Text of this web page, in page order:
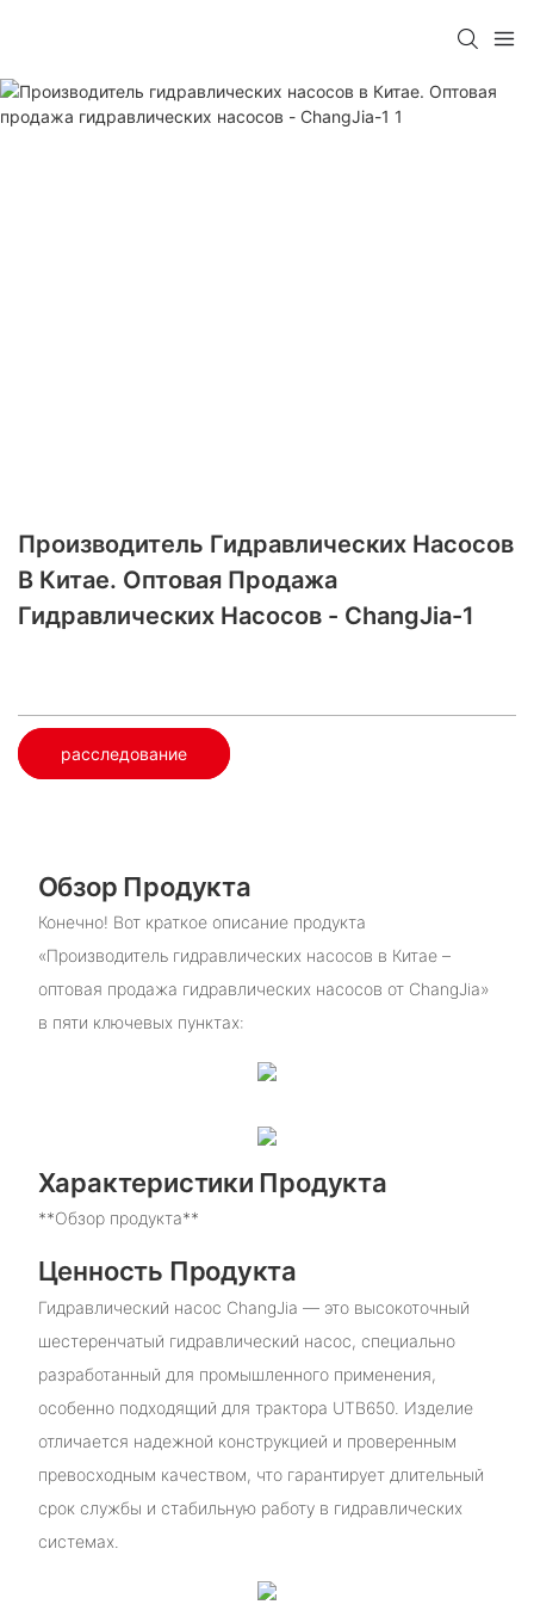
Производитель Гидравлических Насосов
В Китае. Оптовая Продажа
Гидравлических Насосов - ChangJia-1
расследование
Обзор Продукта
Конечно! Вот краткое описание продукта
«Производитель гидравлических насосов в Китае –
оптовая продажа гидравлических насосов от ChangJia»
в пяти ключевых пунктах:
Характеристики Продукта
**Обзор продукта**
Ценность Продукта
Гидравлический насос ChangJia — это высокоточный
шестеренчатый гидравлический насос, специально
разработанный для промышленного применения,
особенно подходящий для трактора UTB650. Изделие
отличается надежной конструкцией и проверенным
превосходным качеством, что гарантирует длительный
срок службы и стабильную работу в гидравлических
системах.